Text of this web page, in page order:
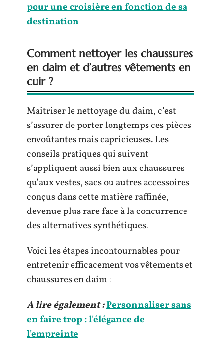
pour une croisière en fonction de sa
destination
Comment nettoyer les chaussures
en daim et d’autres vêtements en
cuir ?
Maitriser le nettoyage du daim, c’est
s’assurer de porter longtemps ces pièces
envoûtantes mais capricieuses. Les
conseils pratiques qui suivent
s’appliquent aussi bien aux chaussures
qu’aux vestes, sacs ou autres accessoires
conçus dans cette matière raffinée,
devenue plus rare face à la concurrence
des alternatives synthétiques.
Voici les étapes incontournables pour
entretenir efficacement vos vêtements et
chaussures en daim :
A lire également :Personnaliser sans
en faire trop : l'élégance de
l'empreinte